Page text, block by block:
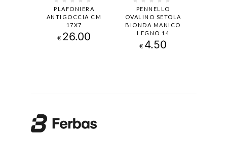
PLAFONIERA
ANTIGOCCIA CM
17X7
€ 26.00
PENNELLO
OVALINO SETOLA
BIONDA MANICO
LEGNO 14
€ 4.50